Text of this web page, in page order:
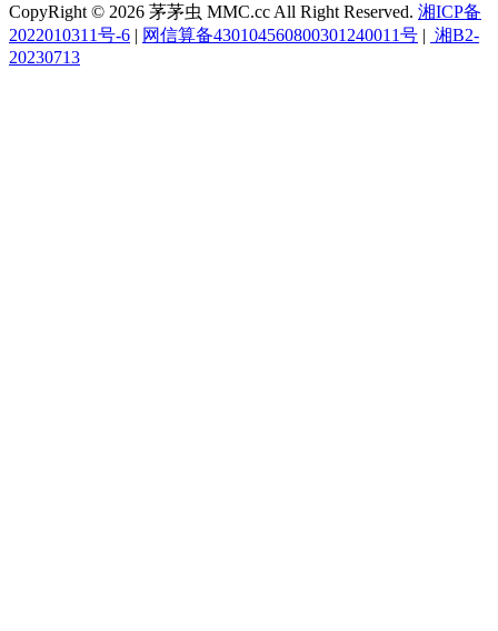
CopyRight © 2026 茅茅虫 MMC.cc All Right Reserved. 湘ICP备
2022010311号-6 | 网信算备430104560800301240011号 | 湘B2-
20230713